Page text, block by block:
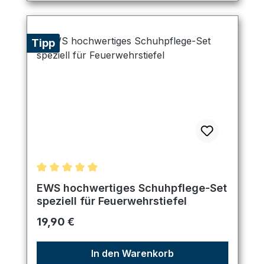
Tipp
Durchschnittliche Bewertung von 5 von 5 Sternen
EWS hochwertiges Schuhpflege-Set
speziell für Feuerwehrstiefel
Regulärer Preis:
19,90 €
In den Warenkorb